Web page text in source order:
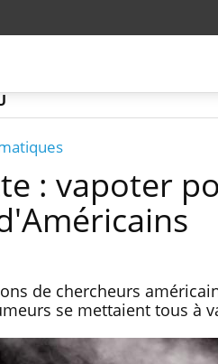
: vapoter
de chercheurs
se mettaient tous à